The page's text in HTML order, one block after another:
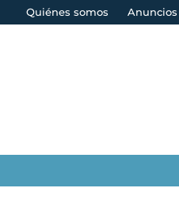
Quiénes somos Anuncios